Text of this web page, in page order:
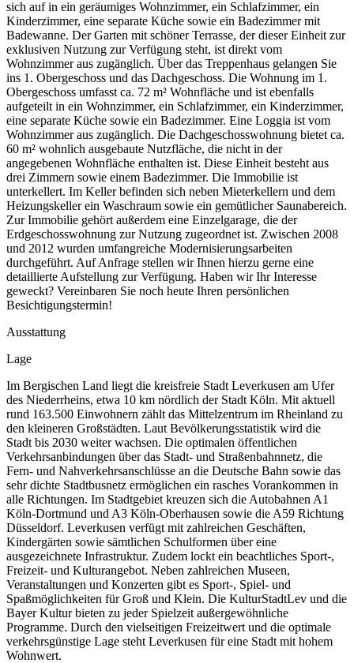
sich auf in ein geräumiges Wohnzimmer, ein Schlafzimmer, ein
Kinderzimmer, eine separate Küche sowie ein Badezimmer mit
Badewanne. Der Garten mit schöner Terrasse, der dieser Einheit zur
exklusiven Nutzung zur Verfügung steht, ist direkt vom
Wohnzimmer aus zugänglich. Über das Treppenhaus gelangen Sie
ins 1. Obergeschoss und das Dachgeschoss. Die Wohnung im 1.
Obergeschoss umfasst ca. 72 m² Wohnfläche und ist ebenfalls
aufgeteilt in ein Wohnzimmer, ein Schlafzimmer, ein Kinderzimmer,
eine separate Küche sowie ein Badezimmer. Eine Loggia ist vom
Wohnzimmer aus zugänglich. Die Dachgeschosswohnung bietet ca.
60 m² wohnlich ausgebaute Nutzfläche, die nicht in der
angegebenen Wohnfläche enthalten ist. Diese Einheit besteht aus
drei Zimmern sowie einem Badezimmer. Die Immobilie ist
unterkellert. Im Keller befinden sich neben Mieterkellern und dem
Heizungskeller ein Waschraum sowie ein gemütlicher Saunabereich.
Zur Immobilie gehört außerdem eine Einzelgarage, die der
Erdgeschosswohnung zur Nutzung zugeordnet ist. Zwischen 2008
und 2012 wurden umfangreiche Modernisierungsarbeiten
durchgeführt. Auf Anfrage stellen wir Ihnen hierzu gerne eine
detaillierte Aufstellung zur Verfügung. Haben wir Ihr Interesse
geweckt? Vereinbaren Sie noch heute Ihren persönlichen
Besichtigungstermin!
Ausstattung
Lage
Im Bergischen Land liegt die kreisfreie Stadt Leverkusen am Ufer
des Niederrheins, etwa 10 km nördlich der Stadt Köln. Mit aktuell
rund 163.500 Einwohnern zählt das Mittelzentrum im Rheinland zu
den kleineren Großstädten. Laut Bevölkerungsstatistik wird die
Stadt bis 2030 weiter wachsen. Die optimalen öffentlichen
Verkehrsanbindungen über das Stadt- und Straßenbahnnetz, die
Fern- und Nahverkehrsanschlüsse an die Deutsche Bahn sowie das
sehr dichte Stadtbusnetz ermöglichen ein rasches Vorankommen in
alle Richtungen. Im Stadtgebiet kreuzen sich die Autobahnen A1
Köln-Dortmund und A3 Köln-Oberhausen sowie die A59 Richtung
Düsseldorf. Leverkusen verfügt mit zahlreichen Geschäften,
Kindergärten sowie sämtlichen Schulformen über eine
ausgezeichnete Infrastruktur. Zudem lockt ein beachtliches Sport-,
Freizeit- und Kulturangebot. Neben zahlreichen Museen,
Veranstaltungen und Konzerten gibt es Sport-, Spiel- und
Spaßmöglichkeiten für Groß und Klein. Die KulturStadtLev und die
Bayer Kultur bieten zu jeder Spielzeit außergewöhnliche
Programme. Durch den vielseitigen Freizeitwert und die optimale
verkehrsgünstige Lage steht Leverkusen für eine Stadt mit hohem
Wohnwert.